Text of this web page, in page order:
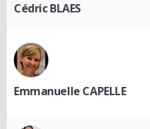
Cédric BLAES
Emmanuelle CAPELLE